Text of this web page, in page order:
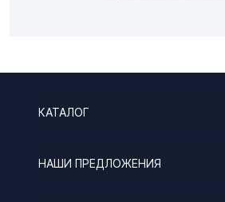
КАТАЛОГ
НАШИ ПРЕДЛОЖЕНИЯ